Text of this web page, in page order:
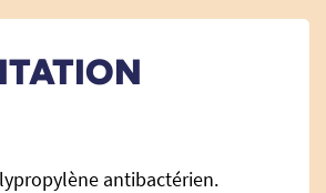
antibactérien.